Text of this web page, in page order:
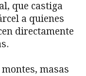
que castiga
a quienes
directamente
masas